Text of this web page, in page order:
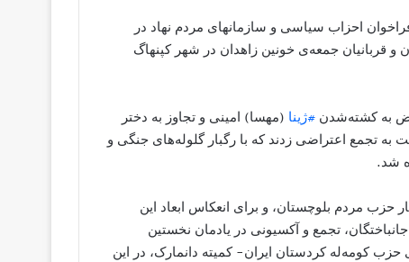
۲۰۲۳ میلادی، و به دنبال فراخوان احزاب سیاسی و سازمانهای مردم‌ نهاد در
و قربانیان جمعه‌ی خونین زاهدان در شهر کپنهاگ
به کشته‌شدن #ژینا (مهسا) امینی و تجاوز به دختر
به تجمع اعتراضی زدند که با رگبار گلوله‌های جنگی و
شد.
حزب مردم بلوچستان، و برای انعکاس ابعاد این
تجمع و آکسیونی در یادمان نخستین
کومه‌له کردستان ایران- کمیته دانمارک، در این